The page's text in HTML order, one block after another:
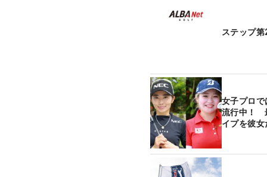
ステップ
女子プロで
流行中！
イプを彼